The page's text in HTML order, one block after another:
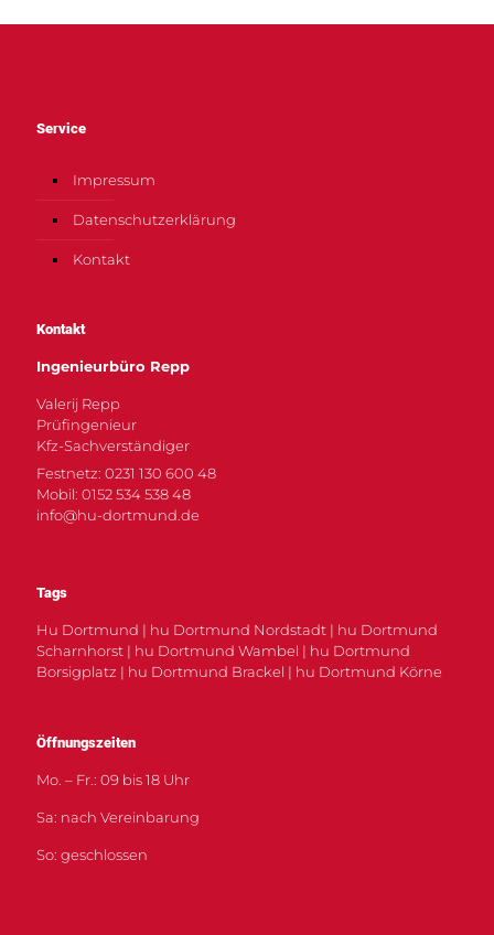
Service
Impressum
Datenschutzerklärung
Kontakt
Kontakt
Ingenieurbüro Repp
Valerij Repp
Prüfingenieur
Kfz-Sachverständiger
Festnetz: 0231 130 600 48
Mobil: 0152 534 538 48
info@hu-dortmund.de
Tags
Hu Dortmund | hu Dortmund Nordstadt | hu Dortmund
Scharnhorst | hu Dortmund Wambel | hu Dortmund
Borsigplatz | hu Dortmund Brackel | hu Dortmund Körne
Öffnungszeiten
Mo. – Fr.: 09 bis 18 Uhr
Sa: nach Vereinbarung
So: geschlossen